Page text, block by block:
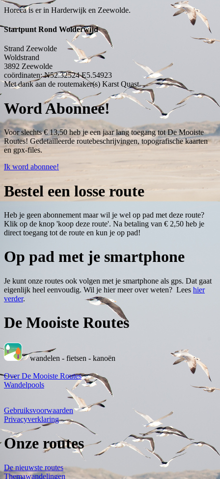
Horeca is er in Harderwijk en Zeewolde.
Startpunt Rond Wolderwijd
Strand Zeewolde
Woldstrand
3892 Zeewolde
coördinaten: N52.32524 E5.54923
Met dank aan de routemaker(s) Karst Quast.
Word Abonnee!
Voor slechts € 13,50 heb je een jaar lang toegang tot De Mooiste
Routes! Gedetailleerde routebeschrijvingen, topografische kaarten
en gpx-files.
Ik word abonnee!
Bestel een losse route
Heb je geen abonnement maar wil je wel op pad met deze route?
Klik op de knop 'koop deze route'. Na betaling van € 2,50 heb je
direct toegang tot de route en kun je op pad!
Op pad met je smartphone
Je kunt onze routes ook volgen met je smartphone als gps. Dat gaat
eigenlijk heel eenvoudig. Wil je hier meer over weten? Lees hier
verder.
De Mooiste Routes
wandelen - fietsen - kanoën
Over De Mooiste Routes
Wandelpools
Gebruiksvoorwaarden
Privacyverklaring
Onze routes
De nieuwste routes
Themawandelingen